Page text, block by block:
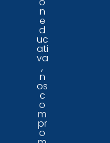
n
e
d
uc
ati
va
,
n
os
c
o
m
pr
o